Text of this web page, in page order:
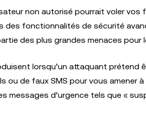
non autorisé pourrait voler
fonctionnalités de sécurité
des plus grandes menaces
lorsqu’un attaquant prétend
ou de faux SMS pour vous amener
messages d’urgence tels que «